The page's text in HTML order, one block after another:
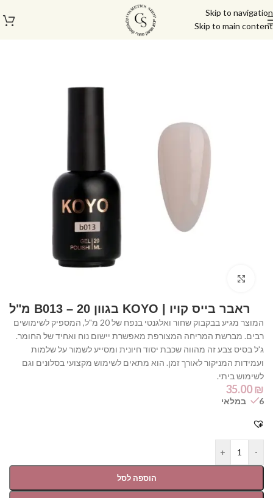
Skip to navigation
Skip to main content
עמוד הבית/בייס טופ
ראבר בייס קויו | KOYO בגוון B013 – 20 מ"ל⁩
המוצר מגיע בבקבוק שחור ואלגנטי בנפח של 20 מ"ל, המספיק לשימושים
רבים. מברשת המריחה המצורפת מאפשרת יישום נוח ואחיד של החומר.
ג'ל בסיס צבע זה מהווה שכבת יסוד חיונית ומסייע לשמור על שלמות
ועמידות המניקור לאורך זמן. הוא מתאים לשימוש מקצועי בסלונים וגם
לשימוש ביתי.
35.00₪
6 במלאי
-
+
הוספה לסל